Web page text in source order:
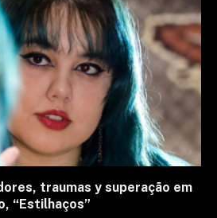
traumas y superação em
“Estilhaços”